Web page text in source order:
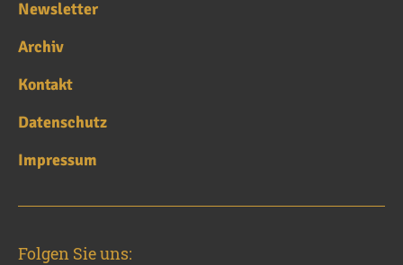
Newsletter
Archiv
Kontakt
Datenschutz
Impressum
Folgen Sie uns: